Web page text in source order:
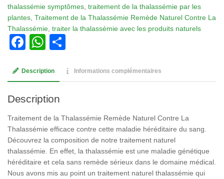
thalassémie symptômes traitement de la thalassémie par les
plantes Traitement de la Thalassémie Remède Naturel Contre La
Thalassémie traiter la thalassémie avec les produits naturels
Facebook
WhatsApp
Description Informations complémentaires
Description
Traitement de la Thalassémie Remède Naturel Contre La
Thalassémie efficace contre cette maladie héréditaire du sang.
Découvrez la composition de notre traitement naturel
thalassémie. En effet, la thalassémie est une maladie génétique
héréditaire et cela sans remède sérieux dans le domaine médical.
Nous avons mis au point un traitement naturel thalassémie qui